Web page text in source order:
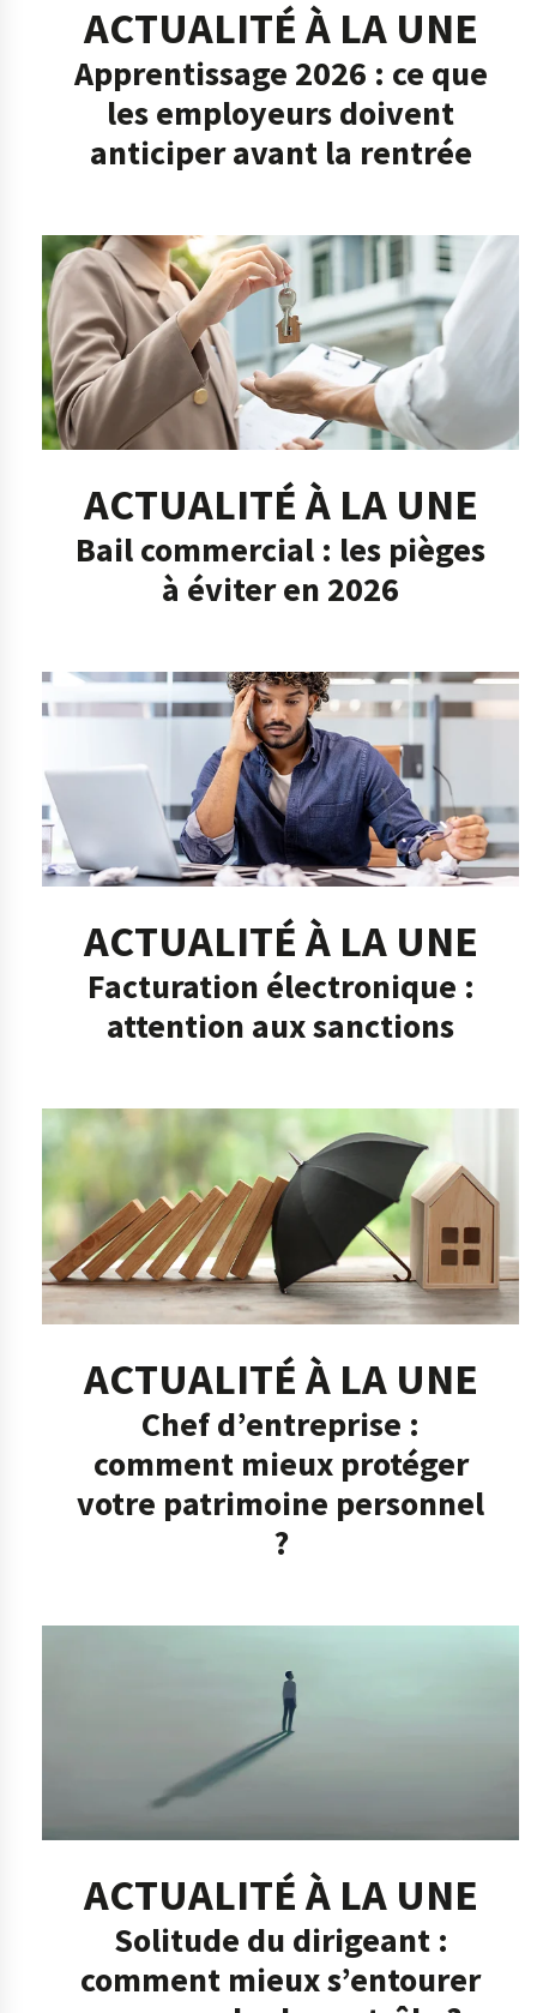
ACTUALITÉ À LA UNE
Apprentissage 2026 : ce que
les employeurs doivent
anticiper avant la rentrée
ACTUALITÉ À LA UNE
Bail commercial : les pièges
à éviter en 2026
ACTUALITÉ À LA UNE
Facturation électronique :
attention aux sanctions
ACTUALITÉ À LA UNE
Chef d’entreprise :
comment mieux protéger
votre patrimoine personnel
?
ACTUALITÉ À LA UNE
Solitude du dirigeant :
comment mieux s’entourer